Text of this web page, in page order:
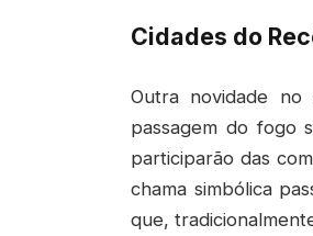
Cidades do
Outra novidade
passagem do fogo
participarão das
chama simbólica
que,